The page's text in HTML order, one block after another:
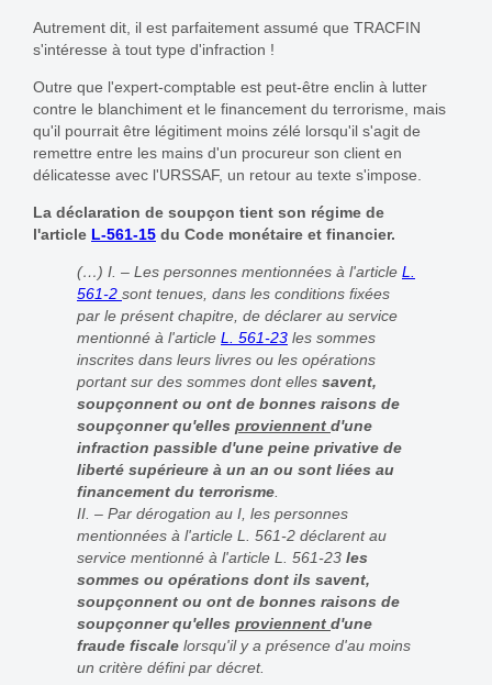
Autrement dit, il est parfaitement assumé que TRACFIN
s'intéresse à tout type d'infraction !
Outre que l'expert-comptable est peut-être enclin à lutter
contre le blanchiment et le financement du terrorisme, mais
qu'il pourrait être légitiment moins zélé lorsqu'il s'agit de
remettre entre les mains d'un procureur son client en
délicatesse avec l'URSSAF, un retour au texte s'impose.
La déclaration de soupçon tient son régime de
l'article L-561-15 du Code monétaire et financier.
(…) I. – Les personnes mentionnées à l'article L.
561-2 sont tenues, dans les conditions fixées
par le présent chapitre, de déclarer au service
mentionné à l'article L. 561-23 les sommes
inscrites dans leurs livres ou les opérations
portant sur des sommes dont elles savent,
soupçonnent ou ont de bonnes raisons de
soupçonner qu'elles proviennent d'une
infraction passible d'une peine privative de
liberté supérieure à un an ou sont liées au
financement du terrorisme
II. – Par dérogation au I, les personnes
mentionnées à l'article L. 561-2 déclarent au
service mentionné à l'article L. 561-23 les
sommes ou opérations dont ils savent,
soupçonnent ou ont de bonnes raisons de
soupçonner qu'elles proviennent d'une
fraude fiscale lorsqu'il y a présence d'au moins
un critère défini par décret.